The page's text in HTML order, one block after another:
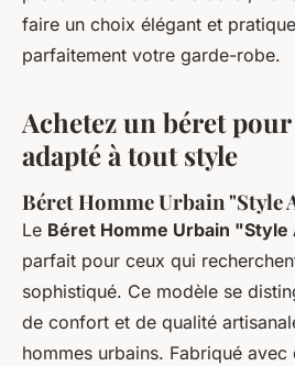
faire un choix élégant et
parfaitement votre garde-robe.
Achetez un béret
adapté à tout style
Béret Homme Urbain "Style
Le Béret Homme Urbain
parfait pour ceux qui
sophistiqué. Ce modèle se
de confort et de qualité
hommes urbains. Fabriqué